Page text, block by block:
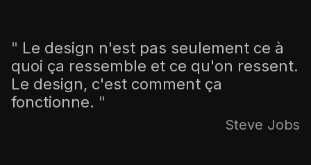
" Le design n'est pas seulement ce à
quoi ça ressemble et ce qu'on ressent.
Le design, c'est comment ça
fonctionne. "
Steve Jobs